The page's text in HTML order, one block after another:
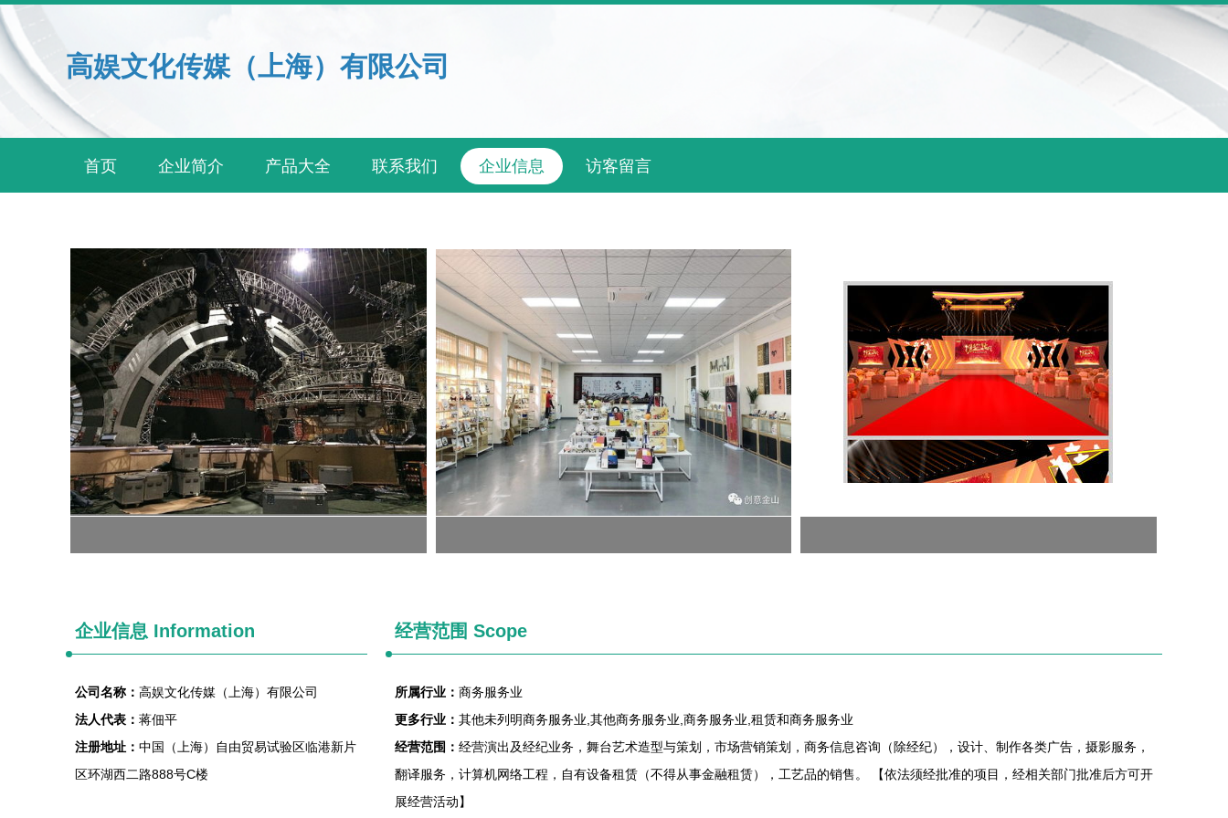
高娱文化传媒（上海）有限公司
首页 企业简介 产品大全 联系我们 企业信息 访客留言
企业信息 Information
公司名称： 高娱文化传媒（上海）有限公司
法人代表： 蒋佃平
注册地址： 中国（上海）自由贸易试验区临港新片
区环湖西二路888号C楼
经营范围 Scope
所属行业： 商务服务业
更多行业： 其他未列明商务服务业,其他商务服务业,商务服务业,租赁和商务服务业
经营范围： 经营演出及经纪业务，舞台艺术造型与策划，市场营销策划，商务信息咨询（除经纪），设计、制作各类广告，摄影服务，
翻译服务，计算机网络工程，自有设备租赁（不得从事金融租赁），工艺品的销售。 【依法须经批准的项目，经相关部门批准后方可开
展经营活动】